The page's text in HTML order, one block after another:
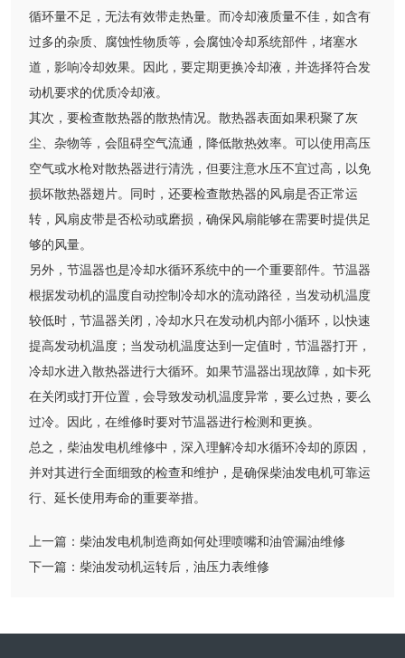
循环量不足，无法有效带走热量。而冷却液质量不佳，如含有
过多的杂质、腐蚀性物质等，会腐蚀冷却系统部件，堵塞水
道，影响冷却效果。因此，要定期更换冷却液，并选择符合发
动机要求的优质冷却液。
其次，要检查散热器的散热情况。散热器表面如果积聚了灰
尘、杂物等，会阻碍空气流通，降低散热效率。可以使用高压
空气或水枪对散热器进行清洗，但要注意水压不宜过高，以免
损坏散热器翅片。同时，还要检查散热器的风扇是否正常运
转，风扇皮带是否松动或磨损，确保风扇能够在需要时提供足
够的风量。
另外，节温器也是冷却水循环系统中的一个重要部件。节温器
根据发动机的温度自动控制冷却水的流动路径，当发动机温度
较低时，节温器关闭，冷却水只在发动机内部小循环，以快速
提高发动机温度；当发动机温度达到一定值时，节温器打开，
冷却水进入散热器进行大循环。如果节温器出现故障，如卡死
在关闭或打开位置，会导致发动机温度异常，要么过热，要么
过冷。因此，在维修时要对节温器进行检测和更换。
总之，柴油发电机维修中，深入理解冷却水循环冷却的原因，
并对其进行全面细致的检查和维护，是确保柴油发电机可靠运
行、延长使用寿命的重要举措。
上一篇： 柴油发电机制造商如何处理喷嘴和油管漏油维修
下一篇： 柴油发动机运转后，油压力表维修